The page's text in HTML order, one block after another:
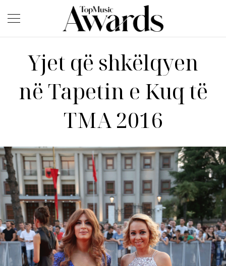
Yjet që shkëlqyen
në Tapetin e Kuq të
TMA 2016